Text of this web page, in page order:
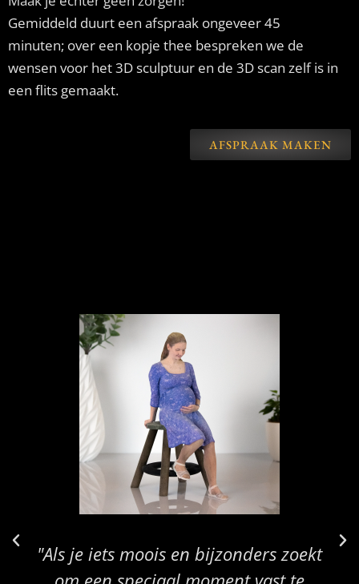
Gemiddeld duurt een afspraak ongeveer 45
minuten; over een kopje thee bespreken we de
wensen voor het 3D sculptuur en de 3D scan zelf is in
een flits gemaakt.
AFSPRAAK MAKEN
"Als je iets moois en bijzonders zoekt